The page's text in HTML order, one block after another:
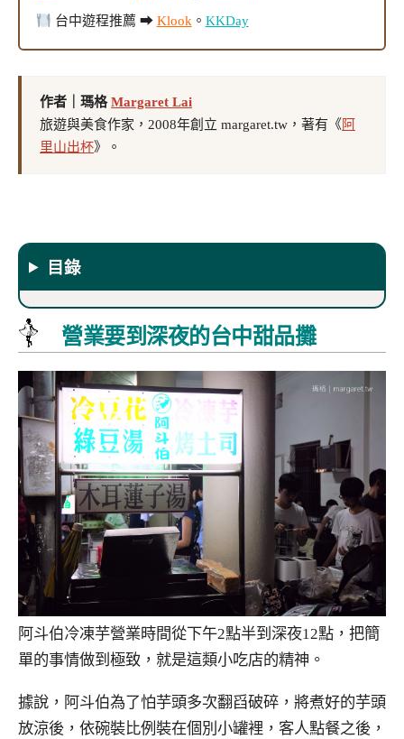
台中遊程推薦 ➡ Klook。 KKDay
作者｜瑪格Margaret Lai
旅遊與美食作家，2008年創立 margaret.tw，著有《阿
里山出杯》。
目錄
營業要到深夜的台中甜品攤
阿斗伯冷凍芋營業時間從下午2點半到深夜12點，把簡
單的事情做到極致，就是這類小吃店的精神。
據說，阿斗伯為了怕芋頭多次翻舀破碎，將煮好的芋頭
放涼後，依碗裝比例裝在個別小罐裡，客人點餐之後，